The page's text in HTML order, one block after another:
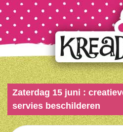
Zaterdag 15 juni :
servies beschilderen